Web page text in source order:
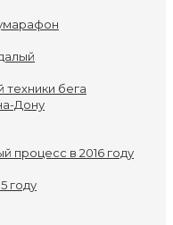
техники бега
Дону
процесс в 2016 году
году